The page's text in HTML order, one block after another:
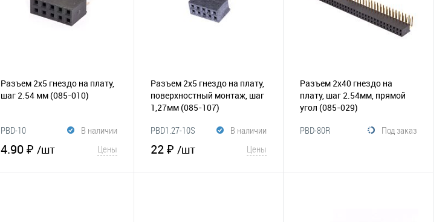
Разъем 2х5 гнездо на плату,
шаг 2.54 мм (085-010)
В наличии
PBD-10
4.90 ₽ /шт Цены
Разъем 2х5 гнездо на плату,
поверхностный монтаж, шаг
1,27мм (085-107)
В наличии
PBD1.27-10S
22 ₽ /шт Цены
Разъем 2х40 гнездо на
плату, шаг 2.54мм, прямой
угол (085-029)
Под заказ
PBD-80R